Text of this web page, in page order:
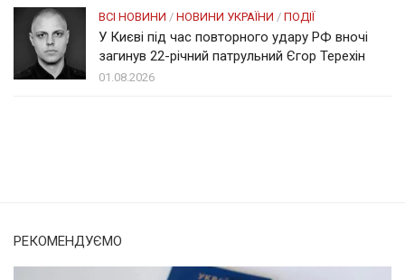
ВСІ НОВИНИ / НОВИНИ УКРАЇНИ / ПОДІЇ
У Києві під час повторного удару РФ вночі
загинув 22-річний патрульний Єгор Терехін
01.08.2026
РЕКОМЕНДУЄМО